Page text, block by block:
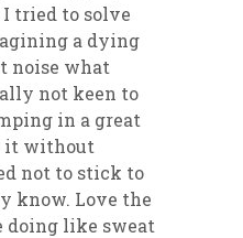
I tried to solve
a dying
noise what
not keen to
in a great
it without
not to stick to
know. Love the
doing like sweat